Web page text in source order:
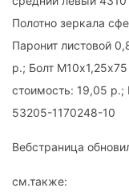
Полотно зеркала
Паронит листовой
р.; Болт
стоимость: 19,05
53205-1170248-10
Вебстраница
см.также: